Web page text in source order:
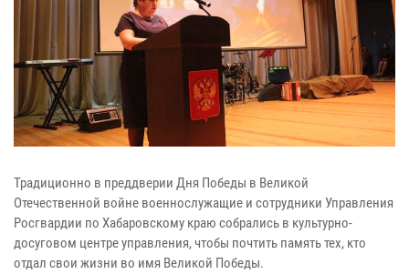
Традиционно в преддверии Дня Победы в Великой
Отечественной войне военнослужащие и сотрудники Управления
Росгвардии по Хабаровскому краю собрались в культурно-
досуговом центре управления, чтобы почтить память тех, кто
отдал свои жизни во имя Великой Победы.